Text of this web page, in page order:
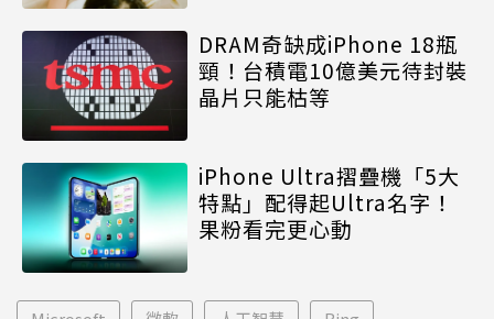
DRAM奇缺成iPhone 18瓶
頸！台積電10億美元待封裝
晶片只能枯等
iPhone Ultra摺疊機「5大
特點」配得起Ultra名字！
果粉看完更心動